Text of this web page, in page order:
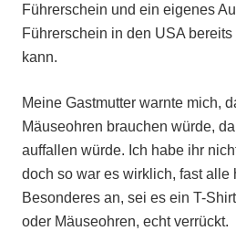
Führerschein und ein eigenes
Führerschein in den USA
kann.
Meine Gastmutter warnte mich,
Mäuseohren brauchen würde,
auffallen würde. Ich habe ihr
doch so war es wirklich, fast alle
Besonderes an, sei es ein T-
oder Mäuseohren, echt verrückt.